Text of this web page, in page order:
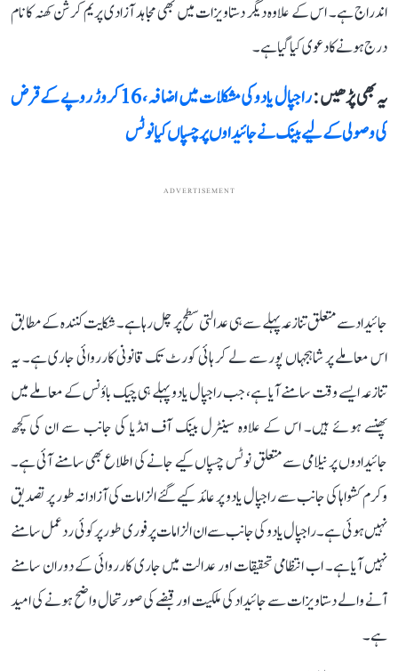
اندراج ہے۔ اس کے علاوہ دیگر دستاویزات میں بھی مجاہد آزادی پریم کرشن کھنہ کا نام
درج ہونے کا دعوی کیا گیا ہے۔
یہ بھی پڑھیں :
راجپال یادو کی مشکلات میں اضافہ، 16 کروڑ روپے کے قرض
کی وصولی کے لیے بینک نے جائیداوں پر چسپاں کیا نوٹس
ADVERTISEMENT
جائیداد سے متعلق تنازعہ پہلے سے ہی عدالتی سطح پر چل رہا ہے۔ شکایت کنندہ کے مطابق
اس معاملے پر شاہجہاں پور سے لے کر ہائی کورٹ تک قانونی کارروائی جاری ہے۔ یہ
تنازعہ ایسے وقت سامنے آیا ہے، جب راجپال یادو پہلے ہی چیک باؤنس کے معاملے میں
پھنسے ہوئے ہیں۔ اس کے علاوہ سینٹرل بینک آف انڈیا کی جانب سے ان کی کچھ
جائیدادوں پر نیلامی سے متعلق نوٹس چسپاں کیے جانے کی اطلاع بھی سامنے آئی ہے۔
وکرم کشواہا کی جانب سے راجپال یادو پر عائد کیے گئے الزامات کی آزادانہ طور پر تصدیق
نہیں ہوئی ہے۔ راجپال یادو کی جانب سے ان الزامات پر فوری طور پر کوئی ردعمل سامنے
نہیں آیا ہے۔ اب انتظامی تحقیقات اور عدالت میں جاری کارروائی کے دوران سامنے
آنے والے دستاویزات سے جائیداد کی ملکیت اور قبضے کی صورتحال واضح ہونے کی امید
ہے۔